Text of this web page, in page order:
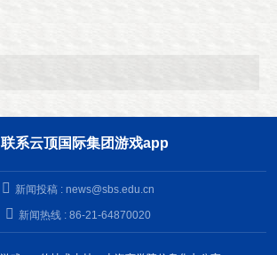
联系云顶国际集团游戏app
新闻投稿 : news@sbs.edu.cn
新闻热线 : 86-21-64870020